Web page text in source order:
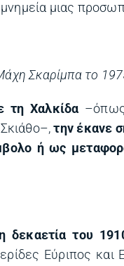
μιας
Σκαρίμπα το
τη Χαλκίδα
την έκανε
ή ως
δεκαετία του
Εύριπος